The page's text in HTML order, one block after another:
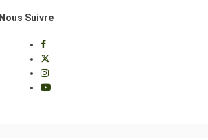
Nous Suivre